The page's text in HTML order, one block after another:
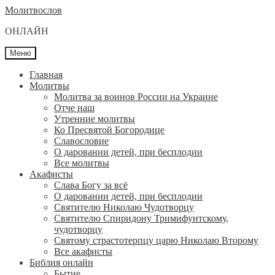
Перейти
навигации
Перейти
содержимому
Молитвослов
ОНЛАЙН
Меню
Главная
Молитвы
Молитва за воинов России на Украине
Отче наш
Утренние молитвы
Ко Пресвятой Богородице
Славословие
О даровании детей, при бесплодии
Вcе молитвы
Акафисты
Слава Богу за всё
О даровании детей, при бесплодии
Святителю Николаю Чудотворцу
Святителю Спиридону Тримифунтскому,
чудотворцу
Святому страстотерпцу царю Николаю Второму
Все акафисты
Библия онлайн